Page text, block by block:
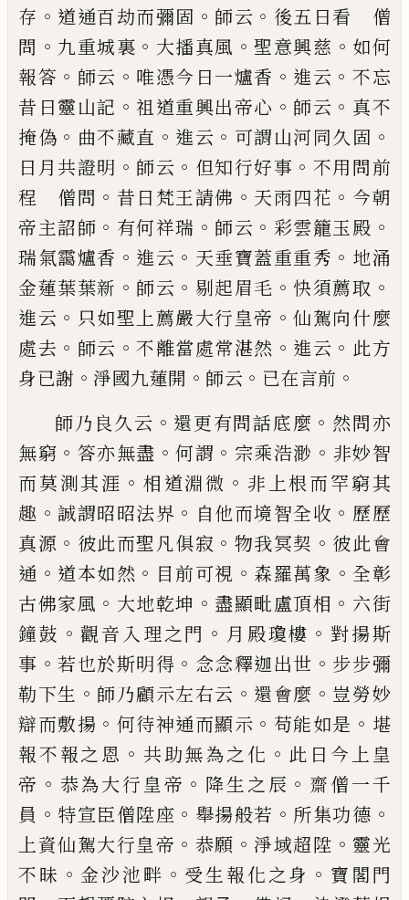
存 。 道通百劫而彌固 。 師云 。 後五日看 僧
問 。 九重城裏 。 大播真風 。聖意興慈 。 如何
報答 。 師云 。 唯憑今日一爐香 。 進云 。不忘
昔日靈山記 。 祖道重興出帝心 。 師云 。 真不
掩偽 。 曲不藏直 。 進云 。 可謂山河同久固 。
日月共證明 。 師云 。 但知行好事 。 不用問前
程 僧問 。 昔日梵王請佛 。 天雨四花 。 今朝
帝主詔師 。 有何祥瑞 。 師云 。 彩雲籠玉殿 。
瑞氣靄爐香 。 進云 。 天垂寶蓋重重秀 。 地涌
金蓮葉葉新 。 師云 。 剔起眉毛 。 快須薦取 。
進云 。 只如聖上薦嚴大行皇帝 。仙駕向什麼
處去 。 師云 。不離當處常湛然 。 進云 。 此方
身已謝 。 淨國九蓮開 。 師云 。 已在言前 。
師乃良久云 。 還更有問話底麼 。 然問亦
無窮 。 答亦無盡 。何謂 。 宗乘浩渺 。 非妙智
而莫測其涯 。 相道淵微 。 非 上根而罕窮其
趣 。誠謂昭昭法界 。 自他而境智全收 。 歷歷
真源 。 彼此而聖凡俱寂 。 物我冥契 。 彼此會
通 。 道本如然 。 目前可視 。 森羅萬象 。全彰
古佛家風 。 大地乾坤 。 盡顯毗盧頂相 。 六街
鐘鼓 。觀音入理之門 。 月殿瓊樓 。 對揚斯
事 。若也於斯明得 。 念念釋迦出世 。 步步彌
勒下生 。 師乃顧示左右云 。 還會麼 。 豈勞妙
辯而敷揚 。 何待神通而顯示 。 苟能如是 。 堪
報不報之恩 。 共助無為之化 。 此日 今上皇
帝 。 恭為大行皇帝 。 降生之辰 。 齋僧一千
員 。 特宣臣僧陞座 。 舉揚般若 。 所集功德 。
上資仙駕大行皇帝 。 恭願 。淨域超陞 。靈光
不昧 。 金沙池畔 。 受生 報化之身 。 寶閣門